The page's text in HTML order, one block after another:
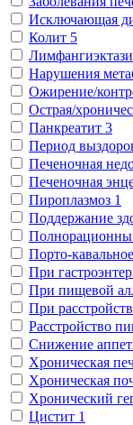
Исключающая
Колит 5
Нарушения
Ожирение/
Острая/
Панкреатит 3
Период
Печеночная
Печеночная
Пироплазмоз 1
Поддержание
Порто-
При
При пищевой
При
Расстройство
Снижение
Хроническая
Хроническая
Хронический
Цистит 1